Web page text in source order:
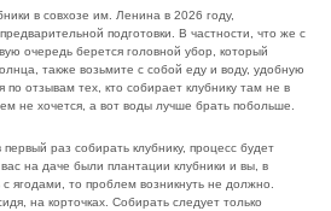
в совхозе им. Ленина в 2026 году,
подготовки. В частности, что же с
очередь берется головной убор, который
также возьмите с собой еду и воду, удобную
отзывам тех, кто собирает клубнику там не в
не хочется, а вот воды лучше брать побольше.
раз собирать клубнику, процесс будет
на даче были плантации клубники и вы, в
ягодами, то проблем возникнуть не должно.
на корточках. Собирать следует только